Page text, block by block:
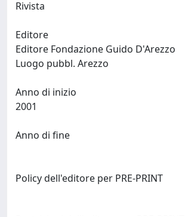
Rivista
Editore
Editore Fondazione Guido D'Arezzo
Anno di inizio
Anno di fine
Policy dell'editore per PRE-PRINT